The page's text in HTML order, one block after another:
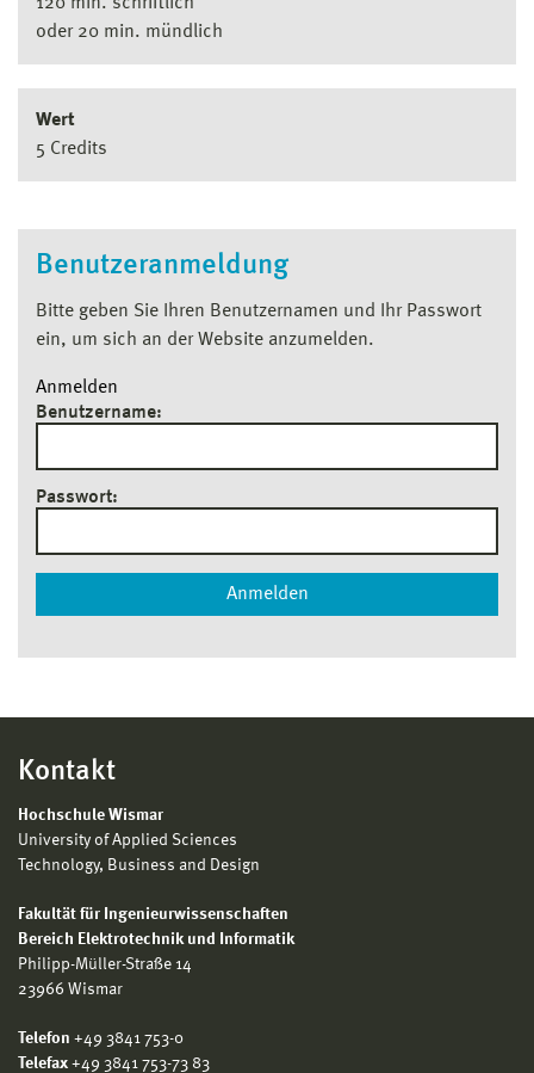
oder 20 min. mündlich
Wert
5 Credits
Benutzeranmeldung
Bitte geben Sie Ihren Benutzernamen und Ihr Passwort
ein, um sich an der Website anzumelden.
Anmelden
Benutzername:
Passwort:
Kontakt
Hochschule Wismar
University of Applied Sciences
Technology, Business and Design
Fakultät für Ingenieurwissenschaften
Bereich Elektrotechnik und Informatik
Philipp-Müller-Straße 14
23966 Wismar
Telefon +49 3841 753-0
Telefax +49 3841 753-73 83